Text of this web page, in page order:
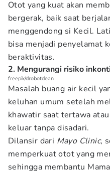
Otot yang kuat akan
bergerak, baik saat
menggendong si Kecil.
bisa menjadi penyelamat
beraktivitas.
2. Mengurangi risiko
freepik/drobotdean
Masalah buang air kecil
keluhan umum setelah
khawatir saat tertawa
keluar tanpa disadari.
Dilansir dari Mayo Clinic,
memperkuat otot yang
sehingga membantu